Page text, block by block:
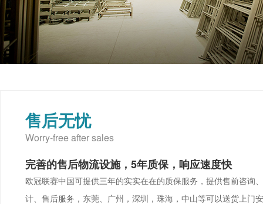
售后无忧
Worry-free after sales
完善的售后物流设施，5年质保，响应速度快
欧冠联赛中国可提供三年的实实在在的质保服务，提供售前咨询
计、售后服务，东莞、广州，深圳，珠海，中山等可以送货上门